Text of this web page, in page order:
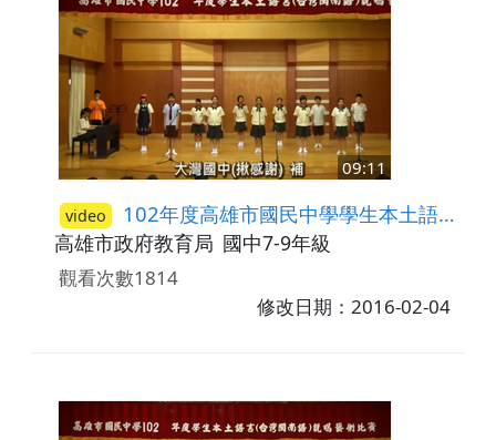
09:11
video 102年度高雄市國民中學學生本土語言(臺灣閩南語)說唱藝術比賽─唱謠比賽(現代類) 佳作-大灣國中(1)
高雄市政府教育局 國中7-9年級
觀看次數1814
修改日期：2016-02-04